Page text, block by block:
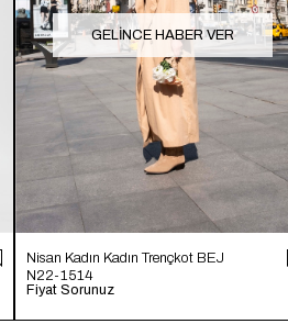
GELINCE HABER VER
Nisan Kadın Kadın Trençkot BEJ
N22-1514
Fiyat Sorunuz